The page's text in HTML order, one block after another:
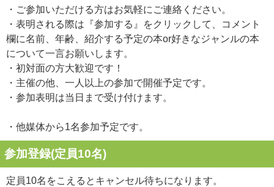
・ご参加いただける方はお気軽にご連絡ください。
・表明される際は『参加する』をクリックして、コメント
欄に名前、年齢、紹介する予定の本or好きなジャンルの本
について一言お願いします。
・初対面の方大歓迎です！
・主催の他、一人以上の参加で開催予定です。
・参加表明は当日まで受け付けます。
・他媒体から1名参加予定です。
参加登録(定員10名)
定員10名をこえるとキャンセル待ちになります。